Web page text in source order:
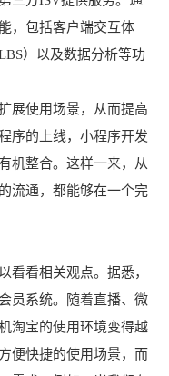
，包括客户端交互体
）以及数据分析等功
展使用场景，从而提高
序的上线，小程序开发
机整合。这样一来，从
流通，都能够在一个完
看看相关观点。据悉，
员系统。随着直播、微
淘宝的使用环境变得越
便快捷的使用场景，而